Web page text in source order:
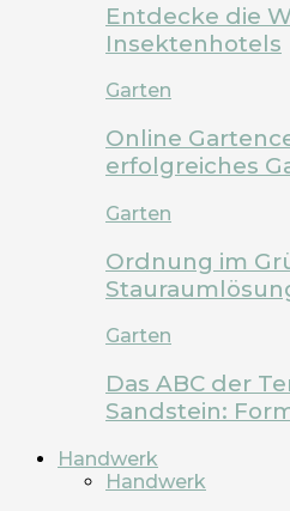
Entdecke die
Insektenhotels
Garten
Online
erfolgreiches
Garten
Ordnung im
Garten
Das ABC der
Sandstein:
Handwerk
Handwerk